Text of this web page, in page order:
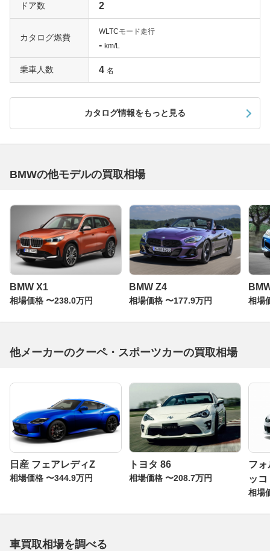
ドア数 2
カタログ燃費
WLTCモード走行
- km/L
乗車人数 4 名
カタログ情報をもっと見る
BMWの他モデルの買取相場
BMW X1
相場価格 〜238.0万円
BMW Z4
相場価格 〜177.9万円 相場
他メーカーのクーペ・スポーツカーの買取相場
日産 フェアレディZ
相場価格 〜344.9万円
トヨタ 86
相場価格 〜208.7万円
フォ
ッコ
相場
車買取相場を調べる